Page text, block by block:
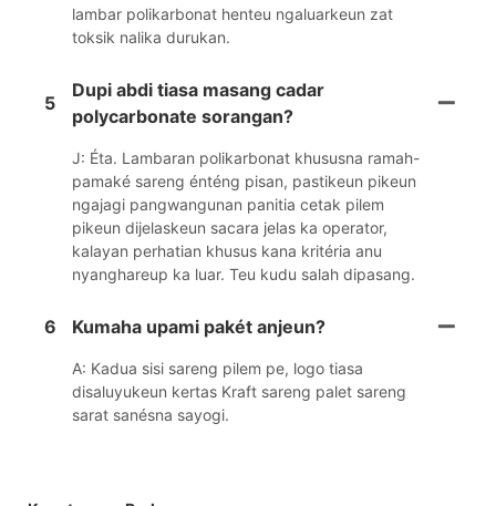
lambar polikarbonat henteu ngaluarkeun zat
toksik nalika durukan.
5
Dupi abdi tiasa masang cadar
polycarbonate sorangan?
J: Éta. Lambaran polikarbonat khususna ramah-
pamaké sareng énténg pisan, pastikeun pikeun
ngajagi pangwangunan panitia cetak pilem
pikeun dijelaskeun sacara jelas ka operator,
kalayan perhatian khusus kana kritéria anu
nyanghareup ka luar. Teu kudu salah dipasang.
6 Kumaha upami pakét anjeun?
A: Kadua sisi sareng pilem pe, logo tiasa
disaluyukeun kertas Kraft sareng palet sareng
sarat sanésna sayogi.